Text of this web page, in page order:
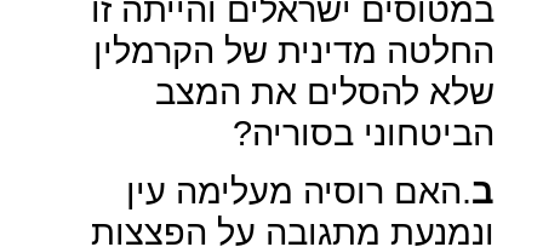
במטוסים ישראלים והייתה זו
החלטה מדינית של הקרמלין
שלא להסלים את המצב
הביטחוני בסוריה?
ב.האם רוסיה מעלימה עין
ונמנעת מתגובה על הפצצות